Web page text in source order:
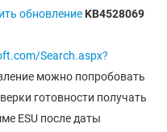
обновление KB4528069
Search.aspx?
можно попробовать
готовности получать
ESU после даты